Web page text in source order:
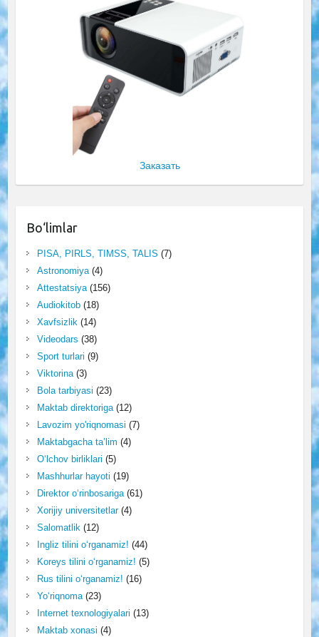
Заказать
Bo‘limlar
PISA, PIRLS, TIMSS, TALIS (7)
Astronomiya(4)
Attestatsiya(156)
Audiokitob(18)
Xavfsizlik(14)
Videodars (38)
Sport turlari (9)
Viktorina(3)
Bola tarbiyasi (23)
Maktab direktoriga(12)
Lavozim yo'riqnomasi (7)
Maktabgacha ta’lim (4)
O‘lchov birliklari (5)
Mashhurlar hayoti (19)
Direktor o‘rinbosariga(61)
Xorijiy universitetlar(4)
Salomatlik(12)
Ingliz tilini o‘rganamiz! (44)
Koreys tilini o‘rganamiz! (5)
Rus tilini o‘rganamiz! (16)
Yo‘riqnoma(23)
Internet texnologiyalari (13)
Maktab xonasi (4)